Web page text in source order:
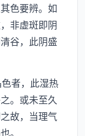
色要辨。如
非虚斑即阴
谷，此阴盛
者，此湿热
。或未至久
故，当理气
。